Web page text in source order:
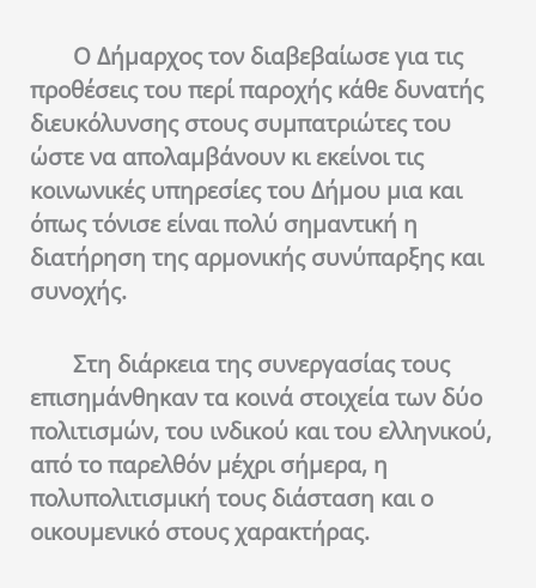
Ο Δήμαρχος τον διαβεβαίωσε για τις
προθέσεις του περί παροχής κάθε δυνατής
διευκόλυνσης στους συμπατριώτες του
ώστε να απολαμβάνουν κι εκείνοι τις
κοινωνικές υπηρεσίες του Δήμου μια και
όπως τόνισε είναι πολύ σημαντική η
διατήρηση της αρμονικής συνύπαρξης και
συνοχής.
Στη διάρκεια της συνεργασίας τους
επισημάνθηκαν τα κοινά στοιχεία των δύο
πολιτισμών, του ινδικού και του ελληνικού,
από το παρελθόν μέχρι σήμερα, η
πολυπολιτισμική τους διάσταση και ο
οικουμενικό στους χαρακτήρας.